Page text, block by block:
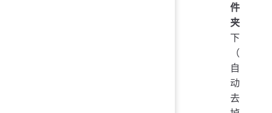
件
夹
下
（
自
动
去